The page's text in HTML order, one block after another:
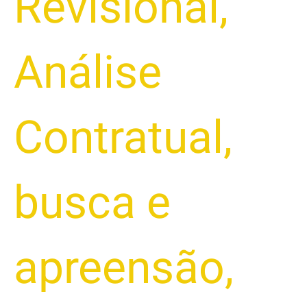
Análise
Contratual ,
busca e
apreensão,